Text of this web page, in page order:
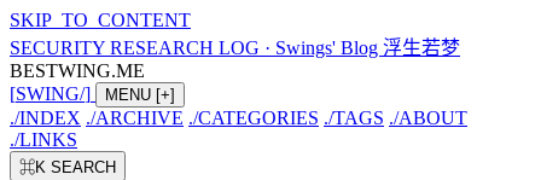
SKIP_TO_CONTENT
SECURITY RESEARCH LOG · Swings' Blog 浮生若梦
BESTWING.ME
[SWING/] MENU [+]
./INDEX ./ARCHIVE ./CATEGORIES ./TAGS ./ABOUT
./LINKS
⌘K SEARCH